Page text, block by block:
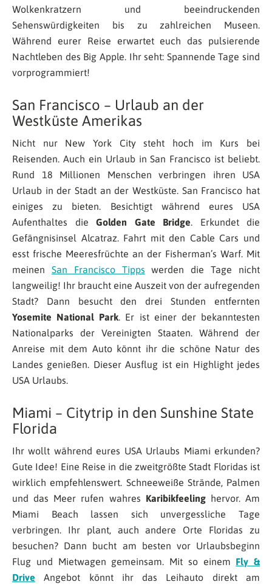
Wolkenkratzern und beeindruckenden
Sehenswürdigkeiten bis zu zahlreichen Museen.
Während eurer Reise erwartet euch das pulsierende
Nachtleben des Big Apple. Ihr seht: Spannende Tage sind
vorprogrammiert!
San Francisco – Urlaub an der
Westküste Amerikas
Nicht nur New York City steht hoch im Kurs bei
Reisenden. Auch ein Urlaub in San Francisco ist beliebt.
Rund 18 Millionen Menschen verbringen ihren USA
Urlaub in der Stadt an der Westküste. San Francisco hat
einiges zu bieten. Besichtigt während eures USA
Aufenthaltes die Golden Gate Bridge. Erkundet die
Gefängnisinsel Alcatraz. Fahrt mit den Cable Cars und
esst frische Meeresfrüchte an der Fisherman’s Warf. Mit
meinen San Francisco Tipps werden die Tage nicht
langweilig! Ihr braucht eine Auszeit von der aufregenden
Stadt? Dann besucht den drei Stunden entfernten
Yosemite National Park. Er ist einer der bekanntesten
Nationalparks der Vereinigten Staaten. Während der
Anreise mit dem Auto könnt ihr die schöne Natur des
Landes genießen. Dieser Ausflug ist ein Highlight jedes
USA Urlaubs.
Miami – Citytrip in den Sunshine State
Florida
Ihr wollt während eures USA Urlaubs Miami erkunden?
Gute Idee! Eine Reise in die zweitgrößte Stadt Floridas ist
wirklich empfehlenswert. Schneeweiße Strände, Palmen
und das Meer rufen wahres Karibikfeelinghervor. Am
Miami Beach lassen sich unvergessliche Tage
verbringen. Ihr plant, auch andere Orte Floridas zu
besuchen? Dann bucht am besten vor Urlaubsbeginn
Flug und Mietwagen gemeinsam. Mit so einem Fly &
Drive Angebot könnt ihr das Leihauto direkt am